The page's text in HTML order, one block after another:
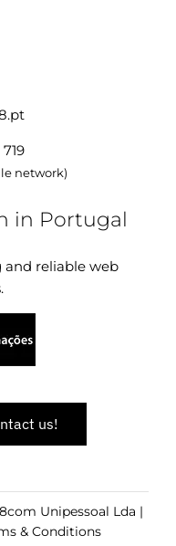
network)
in Portugal
and reliable web
us!
Unipessoal Lda |
& Conditions